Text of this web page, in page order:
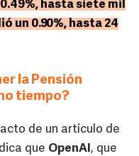
hasta siete mil
un 0.90%, hasta 24
la Pensión
tiempo?
de un artículo de
que OpenAI, que